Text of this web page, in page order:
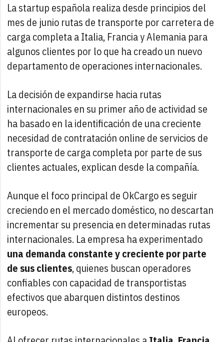
La startup española realiza desde principios del
mes de junio rutas de transporte por carretera de
carga completa a Italia, Francia y Alemania para
algunos clientes por lo que ha creado un nuevo
departamento de operaciones internacionales.
La decisión de expandirse hacia rutas
internacionales en su primer año de actividad se
ha basado en la identificación de una creciente
necesidad de contratación online de servicios de
transporte de carga completa por parte de sus
clientes actuales, explican desde la compañía.
Aunque el foco principal de OkCargo es seguir
creciendo en el mercado doméstico, no descartan
incrementar su presencia en determinadas rutas
internacionales. La empresa ha experimentado
una demanda constante y creciente por parte
de sus clientes, quienes buscan operadores
confiables con capacidad de transportistas
efectivos que abarquen distintos destinos
europeos.